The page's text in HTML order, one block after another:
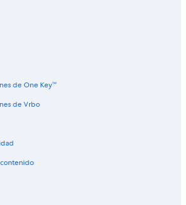
incluido en Diamante
en Diamante
El Cayaco
de One Key™
de Vrbo